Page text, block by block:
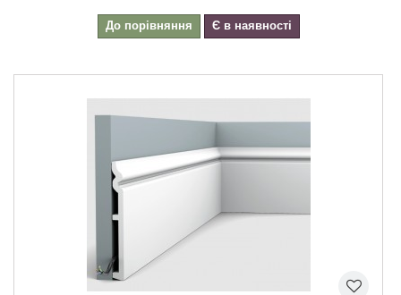
До порівняння Є в наявності